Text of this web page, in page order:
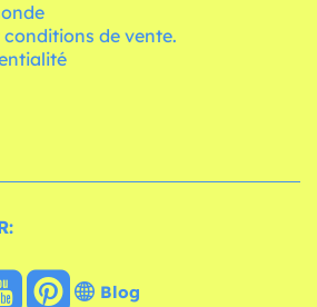
de vente.
Blog